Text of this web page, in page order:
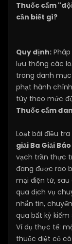
Thuốc cấm
cần biết gì?
Quy định:
lưu thông các
trong danh
phạt hành
tùy theo mức
Thuốc cấm
Loạt bài điều tra
giải Ba Giải
vạch trần thực
đang được rao
mại điện tử,
qua dịch vụ
nhắn tin,
qua bất kỳ kiểm
Ví dụ thực tế:
thuốc diệt cỏ